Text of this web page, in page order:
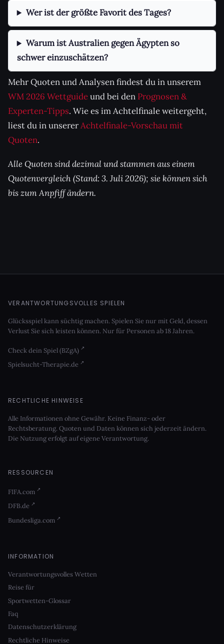
Wer ist der größte Favorit des Tages?
Warum ist Australien gegen Ägypten so
schwer einzuschätzen?
Mehr Quoten und Analysen findest du in unserem
WM 2026 Wettguideund bei den Prognosen &
Experten-Tipps. Wie es im Achtelfinale weitergeht,
liest du in unsererAchtelfinale-Vorschau mit
Quoten.
Alle Quoten sind dezimal und stammen aus einem
Quotenvergleich (Stand: 3. Juli 2026); sie können sich
bis zum Anpfiff ändern.
VERANTWORTUNGSVOLLES SPIELEN
Glücksspiel kann süchtig machen. Spielen Sie nur mit Geld, dessen
Verlust Sie sich leisten können. Nur für Personen ab 18 Jahren.
Check dein Spiel (BZgA)
Spielsucht-Therapie.de
RECHTLICHE HINWEISE
Alle Informationen ohne Gewähr. Keine Finanz- oder
Rechtsberatung. Quoten und Daten können sich jederzeit ändern.
Die Nutzung erfolgt auf eigene Verantwortung.
RESSOURCEN
FIFA.com
DFB.de
Bundesliga.com
INFORMATION
Verantwortungsvolles Wetten
Reise für
Sportwetten-Glossar
Faq
Datenschutzerklärung
Rechtliche Hinweise